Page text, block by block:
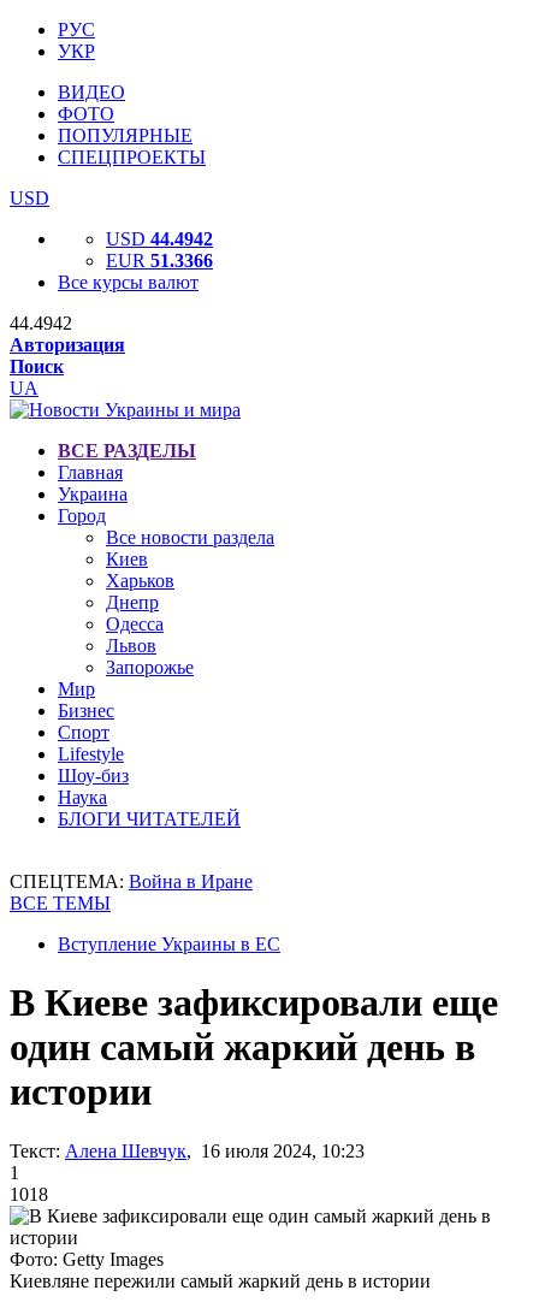
РУС
УКР
ВИДЕО
ФОТО
ПОПУЛЯРНЫЕ
СПЕЦПРОЕКТЫ
USD
USD 44.4942
EUR 51.3366
Все курсы валют
44.4942
Авторизация
Поиск
UA
ВСЕ РАЗДЕЛЫ
Главная
Украина
Город
Все новости раздела
Киев
Харьков
Днепр
Одесса
Львов
Запорожье
Мир
Бизнес
Спорт
Lifestyle
Шоу-биз
Наука
БЛОГИ ЧИТАТЕЛЕЙ
СПЕЦТЕМА: Война в Иране
ВСЕ ТЕМЫ
Вступление Украины в ЕС
В Киеве зафиксировали еще
один самый жаркий день в
истории
Текст: Алена Шевчук, 16 июля 2024, 10:23
1
1018
Фото: Getty Images
Киевляне пережили самый жаркий день в истории